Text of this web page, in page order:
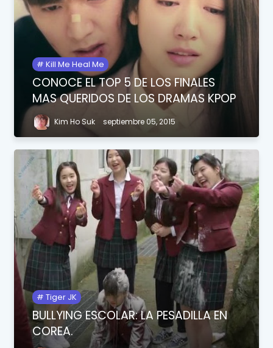
Kill Me Heal Me
CONOCE EL TOP 5 DE LOS FINALES
MAS QUERIDOS DE LOS DRAMAS KPOP
Kim Ho Suk septiembre 05, 2015
Tiger JK
BULLYING ESCOLAR: LA PESADILLA EN
COREA.